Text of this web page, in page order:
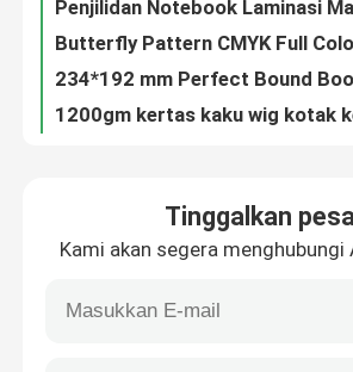
Kontrol kualitas
Hubungi kami
Quote request suatuTinggalkan
Kami akan segera menghubungi